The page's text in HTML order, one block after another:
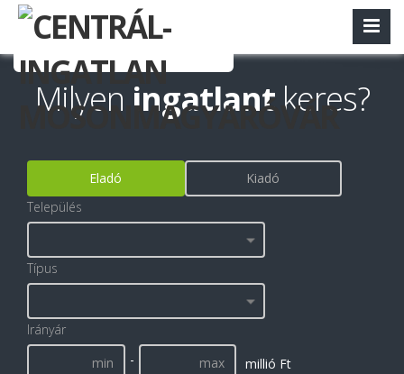
Milyen ingatlant keres?
Eladó
Kiadó
Település
Típus
Irányár
-
millió Ft